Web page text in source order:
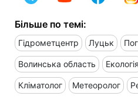
Більше по темі:
Гідрометцентр Луцьк
Волинська область Екологія
Кліматолог Метеоролог